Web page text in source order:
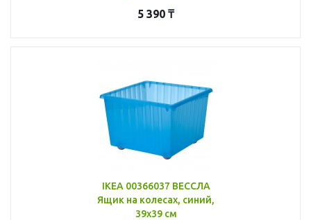
5 390 ₸
IKEA 00366037 ВЕССЛА
Ящик на колесах, синий,
39x39 см